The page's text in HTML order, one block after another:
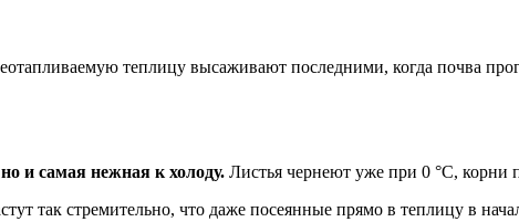
теплицу высаживают последними, когда почва
и самая нежная к холоду. Листья чернеют уже при 0 °C, корни
так стремительно, что даже посеянные прямо в теплицу в